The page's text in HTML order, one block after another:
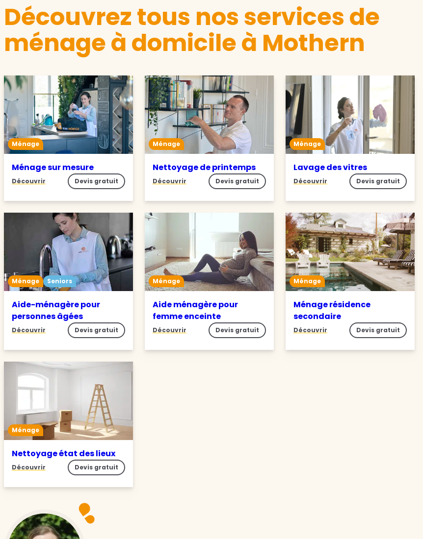
Découvrez tous nos services de
ménage à domicile à Mothern
Ménage
Ménage sur mesure
Découvrir Devis gratuit
Ménage
Nettoyage de printemps
Découvrir Devis gratuit
Ménage
Lavage des vitres
Découvrir Devis gratuit
Ménage Seniors
Aide-ménagère pour
personnes âgées
Découvrir Devis gratuit
Ménage
Aide ménagère pour
femme enceinte
Découvrir Devis gratuit
Ménage
Ménage résidence
secondaire
Découvrir Devis gratuit
Ménage
Nettoyage état des lieux
Découvrir Devis gratuit